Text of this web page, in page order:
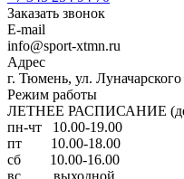
Заказать звонок
E-mail
info@sport-xtmn.ru
Адрес
г. Тюмень, ул. Луначарского
Режим работы
ЛЕТНЕЕ РАСПИСАНИЕ
пн-чт 10.00-19.00
пт 10.00-18.00
сб 10.00-16.00
вс выходной